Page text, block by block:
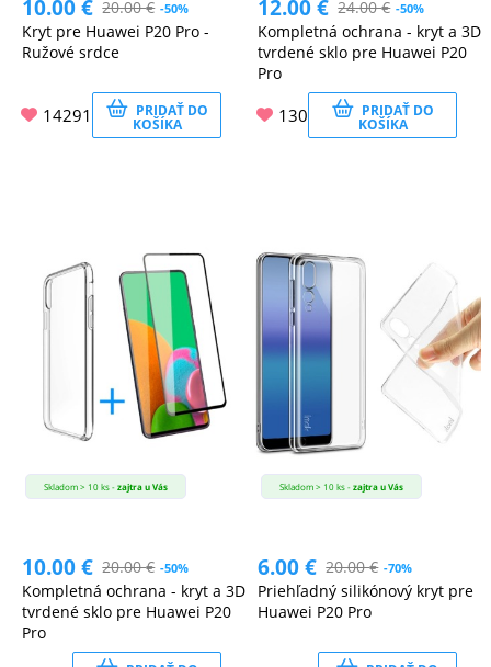
10.00€ 20.00€ -50%
Kryt pre Huawei P20 Pro -
Ružové srdce
14291 PRIDAŤ DO
KOŠÍKA
12.00€ 24.00€ -50%
Kompletná ochrana - kryt a 3D
tvrdené sklo pre Huawei P20
Pro
130 PRIDAŤ DO
KOŠÍKA
Skladom > 10 ks -zajtra u Vás
10.00€ 20.00€ -50%
Kompletná ochrana - kryt a 3D
tvrdené sklo pre Huawei P20
Pro
Skladom > 10 ks -zajtra u Vás
6.00€ 20.00€ -70%
Priehľadný silikónový kryt pre
Huawei P20 Pro